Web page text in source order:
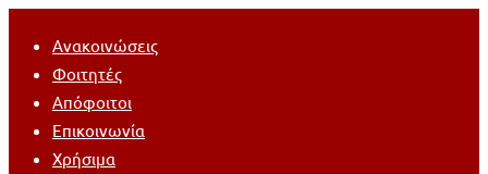
Ανακοινώσεις
Φοιτητές
Απόφοιτοι
Επικοινωνία
Χρήσιμα